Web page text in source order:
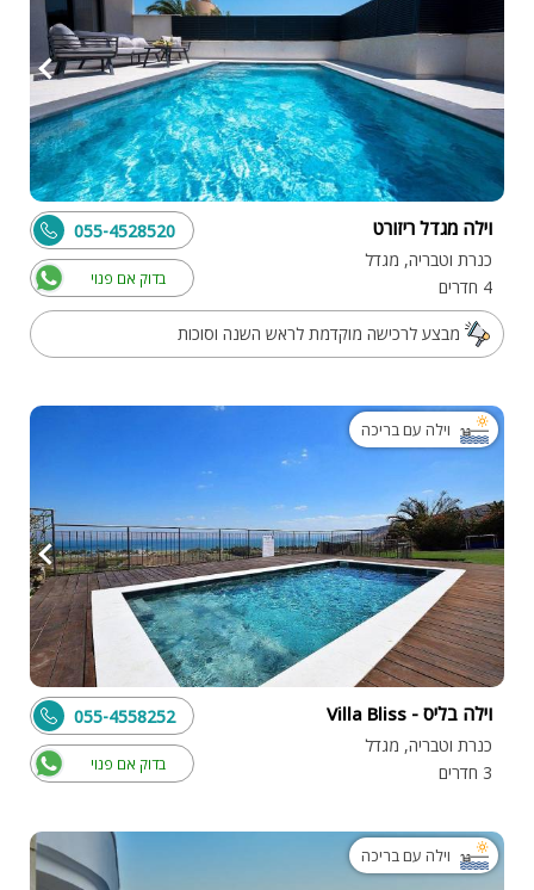
וילה מגדל ריזורט
כנרת וטבריה, מגדל
4 חדרים
בדוק אם פנוי
055-4528520
מבצע לרכישה מוקדמת לראש השנה וסוכות
וילה עם בריכה
וילה בליס - Villa Bliss
כנרת וטבריה, מגדל
3 חדרים
בדוק אם פנוי
055-4558252
וילה עם בריכה